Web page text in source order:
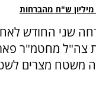
שני החודש
צה"ל מחטמ"ר
משטח מצרים